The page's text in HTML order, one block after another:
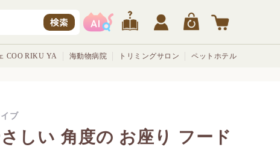
検索
COO RIKU YA 海動物病院 トリミングサロン ペットホテル
しい 角度の お座り フード
ブ